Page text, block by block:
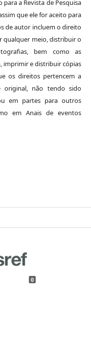
a Revista de Pesquisa
que ele for aceito para
de autor incluem o direito
qualquer meio, distribuir o
bem como as
imprimir e distribuir cópias
os direitos pertencem a
original, não tendo sido
em partes para outros
em Anais de eventos
0